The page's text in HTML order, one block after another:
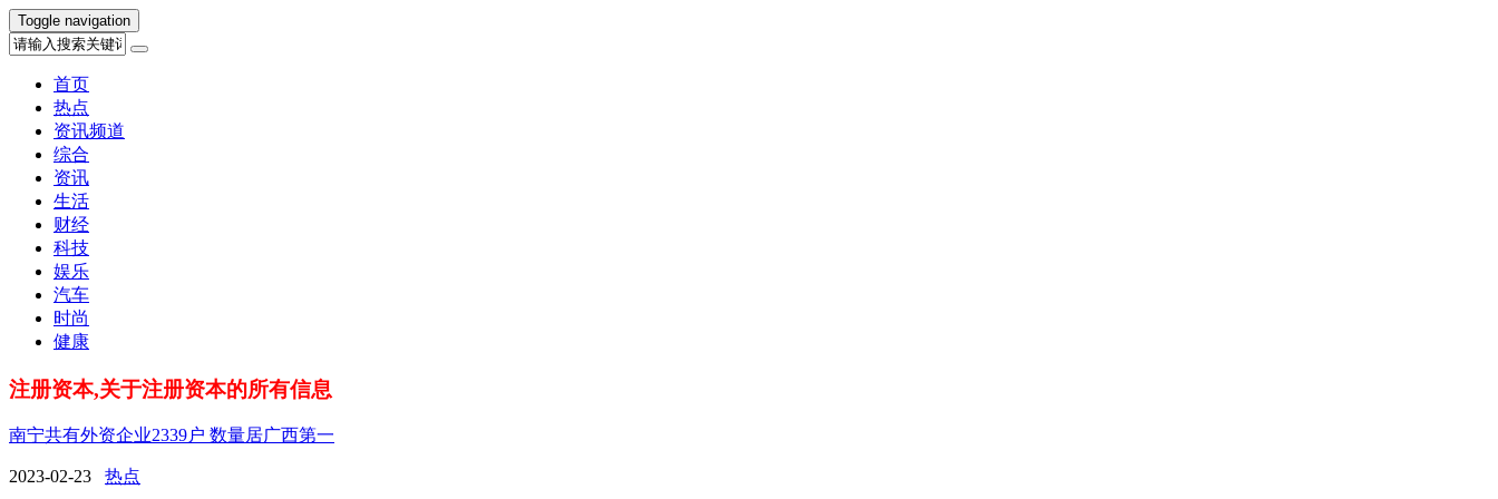
Toggle navigation
首页
热点
资讯频道
综合
资讯
生活
财经
科技
娱乐
汽车
时尚
健康
注册资本,关于注册资本的所有信息
南宁共有外资企业2339户 数量居广西第一
2023-02-23 热点